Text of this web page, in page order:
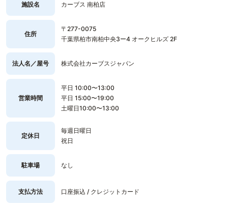
施設名 カーブス 南柏店
住所
〒277-0075
千葉県柏市南柏中央3ー4 オークヒルズ 2F
法人名／屋号 株式会社カーブスジャパン
営業時間
平日 10:00〜13:00
平日 15:00〜19:00
土曜日10:00〜13:00
定休日
毎週日曜日
祝日
駐車場 なし
支払方法 口座振込 / クレジットカード